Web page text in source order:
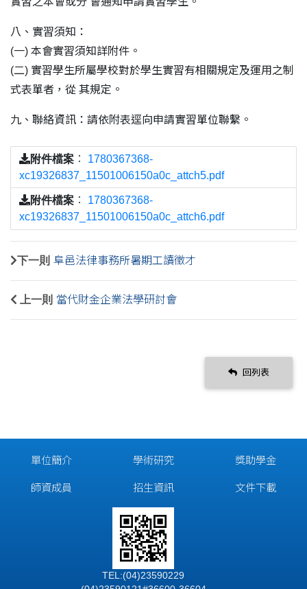
八、實習須知：
(一) 本會實習須知詳附件。
(二) 實習學生所屬學校對於學生實習有相關規定及運用之制
式表單者，從 其規定。
九、聯絡資訊：請依附表逕向申請實習單位聯繫。
附件檔案 ： 1780367368-
xc19326837_11501006150a0c_attch5.pdf
附件檔案 ： 1780367368-
xc19326837_11501006150a0c_attch6.pdf
下一則 阜邑法律事務所暑期工讀徵才
上一則 當代財金企業法學研討會
回列表
單位簡介
師資成員
學術研究
招生資訊
獎助學金
文件下載
TEL:(04)23590229